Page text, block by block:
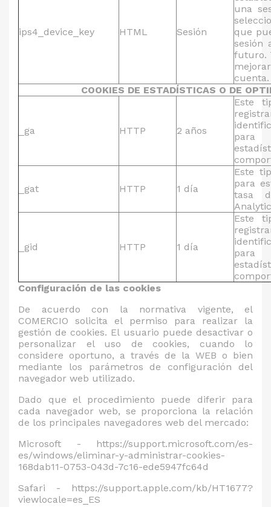
ips4_device_key HTML Sesión
una
que
sesión
futuro.
cuenta.
COOKIES DE ESTADÍSTICAS O DE
_ga HTTP 2 años
Este
_gat HTTP 1 día
Este
para
tasa
_gid HTTP 1 día
Este
Configuración de las cookies
De acuerdo con la normativa vigente, el
COMERCIO solicita el permiso para realizar la
gestión de cookies. El usuario puede desactivar o
personalizar el uso de cookies, cuando lo
considere oportuno, a través de la WEB o bien
mediante los parámetros de configuración del
navegador web utilizado.
Dado que el procedimiento puede diferir para
cada navegador web, se proporciona la relación
de los principales navegadores web del mercado:
Microsoft - https://support.microsoft.com/es-
es/windows/eliminar-y-administrar-cookies-
168dab11-0753-043d-7c16-ede5947fc64d
Safari - https://support.apple.com/kb/HT1677?
viewlocale=es_ES